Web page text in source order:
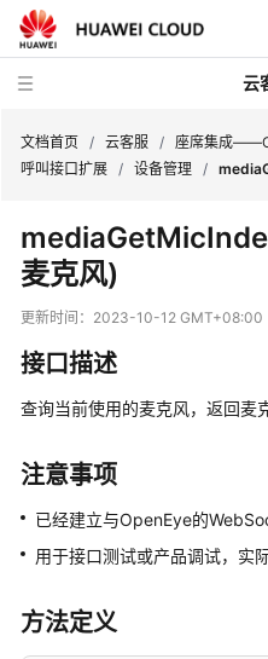
云
品
介
快
速
入
用
户
南
价
格
文档首页 / 云客服 / 座席集成
呼叫接口扩展 / 设备管理 /
麦克风)
更新时间： 2023-10-12 GMT+08:00
接口描述
查询当前使用的麦克风，返回麦
注意事项
已经建立与OpenEye的
用于接口测试或产品调试，实
方法定义